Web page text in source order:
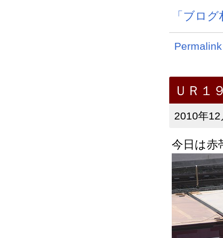
「ブロ
Permalink
ＵＲ１
2010年
今日は赤